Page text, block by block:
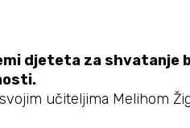
djeteta za shvatanje
učiteljima Melihom